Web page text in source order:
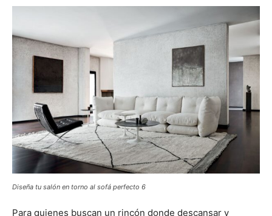
Diseña tu salón en torno al sofá perfecto 6
Para quienes buscan un rincón donde descansar y